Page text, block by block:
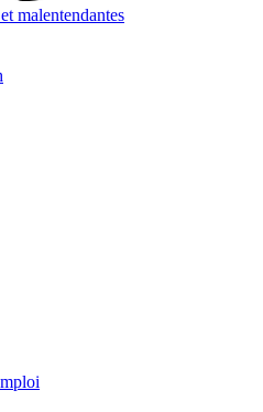
malentendantes